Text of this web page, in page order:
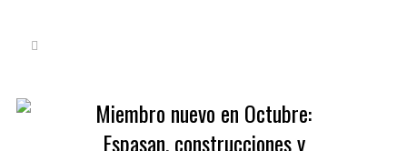
Miembro nuevo en Octubre:
Espasan, construcciones y